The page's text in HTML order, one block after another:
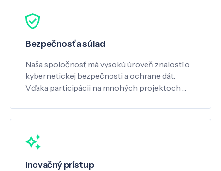
Bezpečnosť a súlad
Naša spoločnosť má vysokú úroveň znalostí o
kybernetickej bezpečnosti a ochrane dát.
Vďaka participácii na mnohých projektoch …
Inovačný prístup